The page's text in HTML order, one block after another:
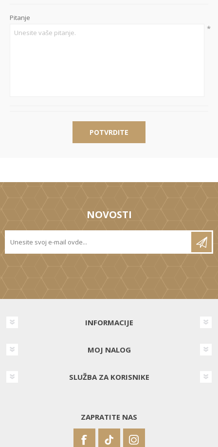
Pitanje
*
POTVRDITE
NOVOSTI
INFORMACIJE
MOJ NALOG
SLUŽBA ZA KORISNIKE
ZAPRATITE NAS